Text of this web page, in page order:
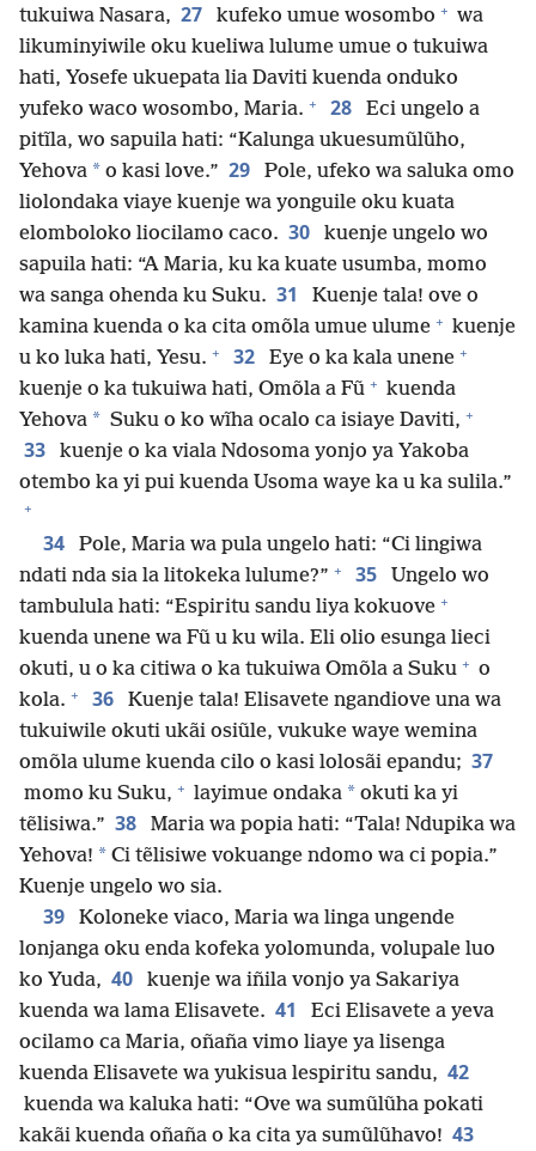
tukuiwa Nasara, 27 kufeko umue wosombo + wa
likuminyiwile oku kueliwa lulume umue o tukuiwa
hati, Yosefe ukuepata lia Daviti kuenda onduko
yufeko waco wosombo, Maria. + 28
Eci ungelo a
pitĩla, wo sapuila hati: “Kalunga ukuesumũlũho,
Yehova * o kasi love.” 29
Pole, ufeko wa saluka omo
liolondaka viaye kuenje wa yonguile oku kuata
elomboloko liocilamo caco. 30
kuenje ungelo wo
sapuila hati: “A Maria, ku ka kuate usumba, momo
wa sanga ohenda ku Suku. 31
Kuenje tala! ove o
kamina kuenda o ka cita omõla umue ulume + kuenje
u ko luka hati, Yesu. + 32 Eye o ka kala unene +
kuenje o ka tukuiwa hati, Omõla a Fũ + kuenda
Yehova * Suku o ko wĩha ocalo ca isiaye Daviti, +
33
kuenje o ka viala Ndosoma yonjo ya Yakoba
otembo ka yi pui kuenda Usoma waye ka u ka sulila.”
+
34
Pole, Maria wa pula ungelo hati: “Ci lingiwa
ndati nda sia la litokeka lulume?” + 35
Ungelo wo
tambulula hati: “Espiritu sandu liya kokuove +
kuenda unene wa Fũ u ku wila. Eli olio esunga lieci
okuti, u o ka citiwa o ka tukuiwa Omõla a Suku + o
kola. + 36
Kuenje tala! Elisavete ngandiove una wa
tukuiwile okuti ukãi osiũle, vukuke waye wemina
omõla ulume kuenda cilo o kasi lolosãi epandu; 37
momo ku Suku, + layimue ondaka * okuti ka yi
tẽlisiwa.” 38
Maria wa popia hati: “Tala! Ndupika wa
Yehova! * Ci tẽlisiwe vokuange ndomo wa ci popia.”
Kuenje ungelo wo sia.
39
Koloneke viaco, Maria wa linga ungende
lonjanga oku enda kofeka yolomunda, volupale luo
ko Yuda, 40
kuenje wa iñila vonjo ya Sakariya
kuenda wa lama Elisavete. 41
Eci Elisavete a yeva
ocilamo ca Maria, oñaña vimo liaye ya lisenga
kuenda Elisavete wa yukisua lespiritu sandu, 42
kuenda wa kaluka hati: “Ove wa sumũlũha pokati
kakãi kuenda oñaña o ka cita ya sumũlũhavo! 43